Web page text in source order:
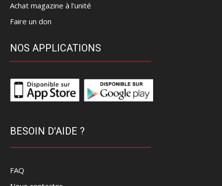
Achat magazine à l'unité
Faire un don
NOS APPLICATIONS
BESOIN D'AIDE ?
FAQ